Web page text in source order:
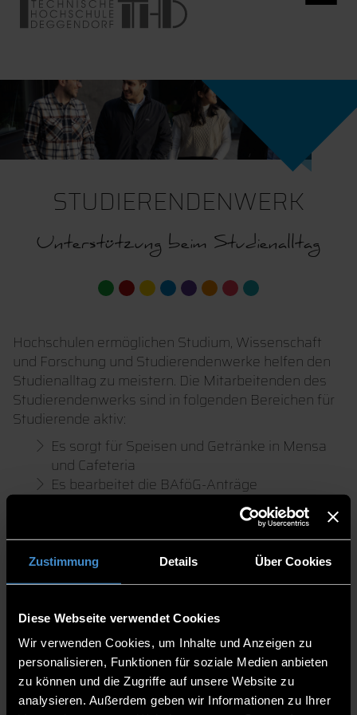
Zustimmung Details Über Cookies
Diese Webseite verwendet Cookies
Wir verwenden Cookies, um Inhalte und Anzeigen zu
personalisieren, Funktionen für soziale Medien anbieten
zu können und die Zugriffe auf unsere Website zu
analysieren. Außerdem geben wir Informationen zu Ihrer
STUDIERENDENWERK
Unterstützung beim Studienalltag
Hochschulen ermöglichen Studium, Wissenschaft
und Forschung und Studierendenwerke helfen den
Studienalltag zu meistern. Die Mitarbeitenden des
Studierendenwerks sind in folgenden Bereichen für
Studierende aktiv:
Es sorgt für Speisen und Getränke in Mensa
und Cafeteria
Es bearbeitet die BAföG-Anträge
Es bietet Beratung bei Unklarheiten rund ums
Studium sowie sozialen, finanziellen und
persönlichen Schwierigkeiten
Es unterstützt bei der Wohnungs- und
Zimmersuche und verwaltetWohnheimefür
Es fördert kulturell engagierte Studierende
und organisiert deutsch-französische
Austauschprogramme für Studierende und
Mitarbeitende mit dem Crous Clermont
Auvergne